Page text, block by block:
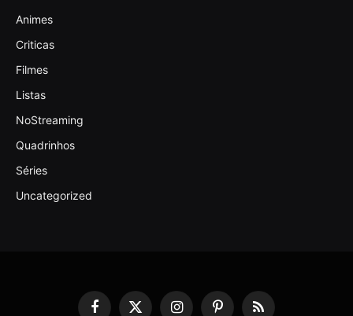
Animes
Criticas
Filmes
Listas
NoStreaming
Quadrinhos
Séries
Uncategorized
Facebook
X InstagramPinterestRSS